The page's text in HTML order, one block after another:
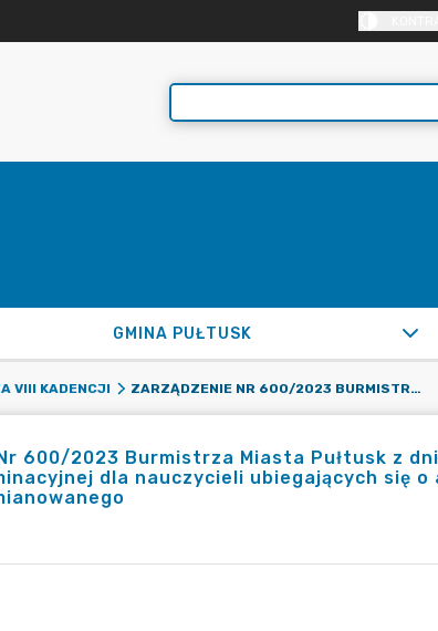
GMINA PUŁTUSK
VIII KADENCJI ZARZĄDZENIE NR 600/2023 BURMISTRZA MIASTA PUŁTUSK Z DNIA 19 LIPCA 2023 R. W SPRAWIE POWOŁANIA KOMISJI EGZAMINACYJNEJ DLA NAUCZYCIELI UBIEGAJĄCYCH SIĘ O AWANS ZAWODOWY NA STOPIEŃ NAUCZYCIELA MIANOWANEGO
600/2023 Burmistrza Miasta Pułtusk z
dla nauczycieli ubiegających się